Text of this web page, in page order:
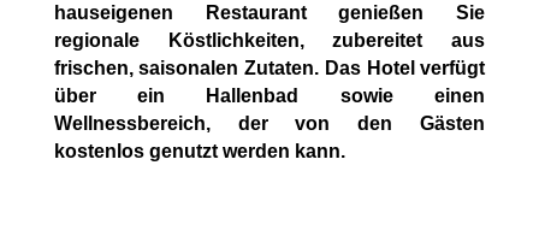
hauseigenen Restaurant genießen Sie
regionale Köstlichkeiten, zubereitet aus
frischen, saisonalen Zutaten. Das Hotel verfügt
über ein Hallenbad sowie einen
Wellnessbereich, der von den Gästen
kostenlos genutzt werden kann.